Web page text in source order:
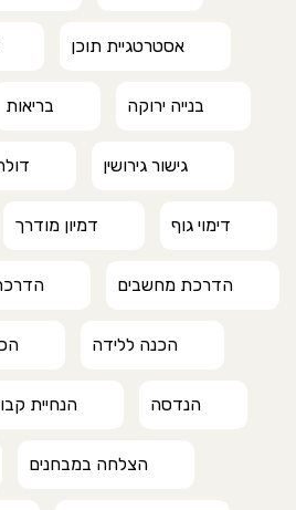
אסטרטגיית תוכן
בנייה ירוקה בריאות
גישור גירושין
דימוי גוף דמיון מודרך
הדרכת מחשבים
הכנה ללידה
הנדסה הנחיית
הצלחה במבחנים